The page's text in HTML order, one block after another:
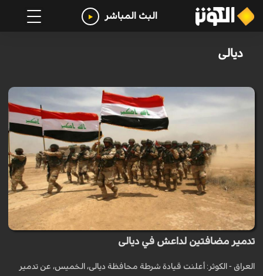
البث المباشر
ديالى
تدمير مضافتين لداعش في ديالى
العراق - الكوثر: أعلنت قيادة شرطة محافظة ديالى، الخميس، عن تدمير